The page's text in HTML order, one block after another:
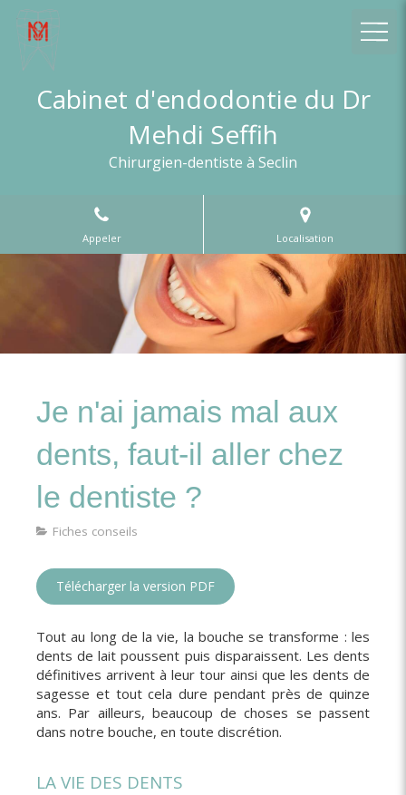
Cabinet d'endodontie du Dr
Mehdi Seffih
Chirurgien-dentiste à Seclin
Appeler Localisation
Je n'ai jamais mal aux
dents, faut-il aller chez
le dentiste ?
Fiches conseils
Télécharger la version PDF
Tout au long de la vie, la bouche se transforme : les
dents de lait poussent puis disparaissent. Les dents
définitives arrivent à leur tour ainsi que les dents de
sagesse et tout cela dure pendant près de quinze
ans. Par ailleurs, beaucoup de choses se passent
dans notre bouche, en toute discrétion.
LA VIE DES DENTS